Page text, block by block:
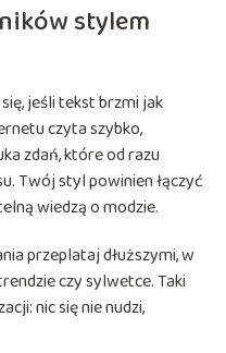
stylem
jeśli tekst brzmi jak
czyta szybko,
zdań, które od razu
Twój styl powinien łączyć
wiedzą o modzie.
przeplataj dłuższymi, w
czy sylwetce. Taki
nic się nie nudzi,